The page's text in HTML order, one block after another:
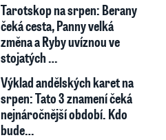
Tarotskop na srpen: Berany
čeká cesta, Panny velká
změna a Ryby uvíznou ve
stojatých …
Výklad andělských karet na
srpen: Tato 3 znamení čeká
nejnáročnější období. Kdo
bude…